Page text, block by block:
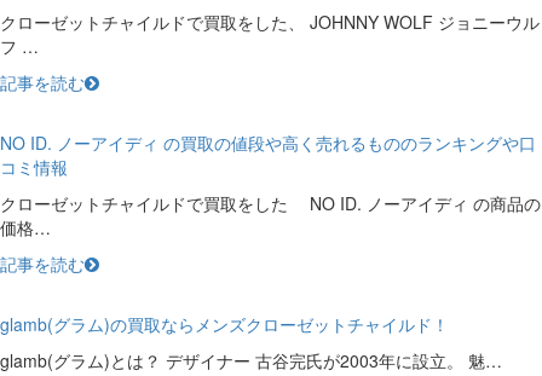
クローゼットチャイルドで買取をした、 JOHNNY WOLF ジョニーウル
フ …
記事を読む
NO ID. ノーアイディ の買取の値段や高く売れるもののランキングや口
コミ情報
クローゼットチャイルドで買取をした NO ID. ノーアイディ の商品の
価格…
記事を読む
glamb(グラム)の買取ならメンズクローゼットチャイルド！
glamb(グラム)とは？ デザイナー 古谷完氏が2003年に設立。 魅…